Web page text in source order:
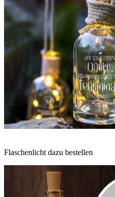
Flaschenlicht dazu bestellen